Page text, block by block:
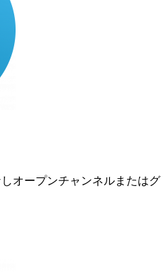
オープンチャンネルまたはグ